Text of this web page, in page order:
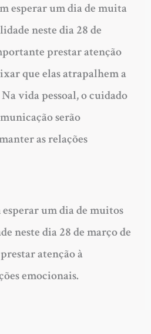
esperar um dia de muita
neste dia 28 de
prestar atenção
que elas atrapalhem a
vida pessoal, o cuidado
serão
as relações
um dia de muitos
neste dia 28 de março de
atenção à
emocionais.